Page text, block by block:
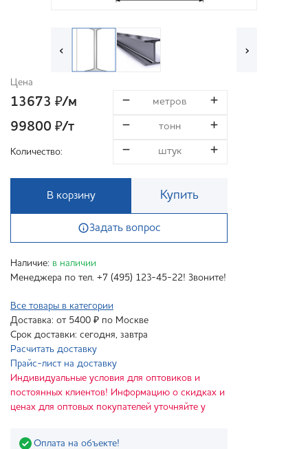
‹ ›
Цена
13673 ₽/м
99800 ₽/т
Количество:
В корзину Купить
Задать вопрос
Наличие: в наличии
Менеджера по тел. +7 (495) 123-45-22! Звоните!
Все товары в категории
Доставка: от 5400 ₽ по Москве
Срок доставки: сегодня, завтра
Расчитать доставку
Прайс-лист на доставку
Индивидуальные условия для оптовиков и
постоянных клиентов! Информацию о скидках и
ценах для оптовых покупателей уточняйте у
Оплата на объекте!